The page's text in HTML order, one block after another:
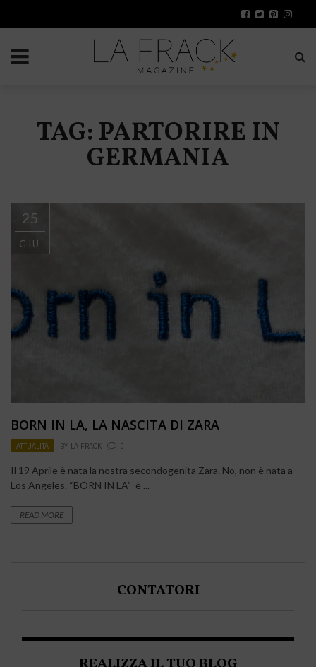
TAG: PARTORIRE IN
GERMANIA
25
GIU
BORN IN LA, LA NASCITA DI ZARA
ATTUALITÀ BY LA FRACK 0
Il 19 Aprile è nata la nostra secondogenita Zara. No, non è nata a
Los Angeles. “BORN IN LA” è ...
READ MORE
CONTATORI